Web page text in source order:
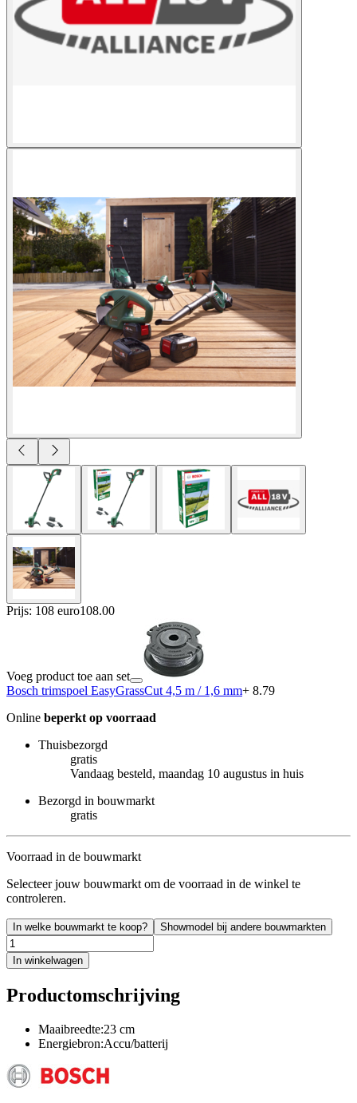
Prijs: 108 euro108.00
Voeg product toe aan set
Bosch trimspoel EasyGrassCut 4,5 m / 1,6 mm+ 8.79
Online beperkt op voorraad
Thuisbezorgd
gratis
Vandaag besteld, maandag 10 augustus in huis
Bezorgd in bouwmarkt
gratis
Voorraad in de bouwmarkt
Selecteer jouw bouwmarkt om de voorraad in de winkel te
controleren.
In welke bouwmarkt te koop? Showmodel bij andere bouwmarkten
In winkelwagen
Productomschrijving
Maaibreedte:23 cm
Energiebron:Accu/batterij